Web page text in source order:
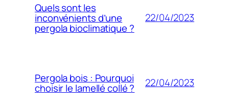
Quels sont les
inconvénients d’une
pergola bioclimatique ?
22/04/2023
Pergola bois : Pourquoi
choisir le lamellé collé ? 22/04/2023